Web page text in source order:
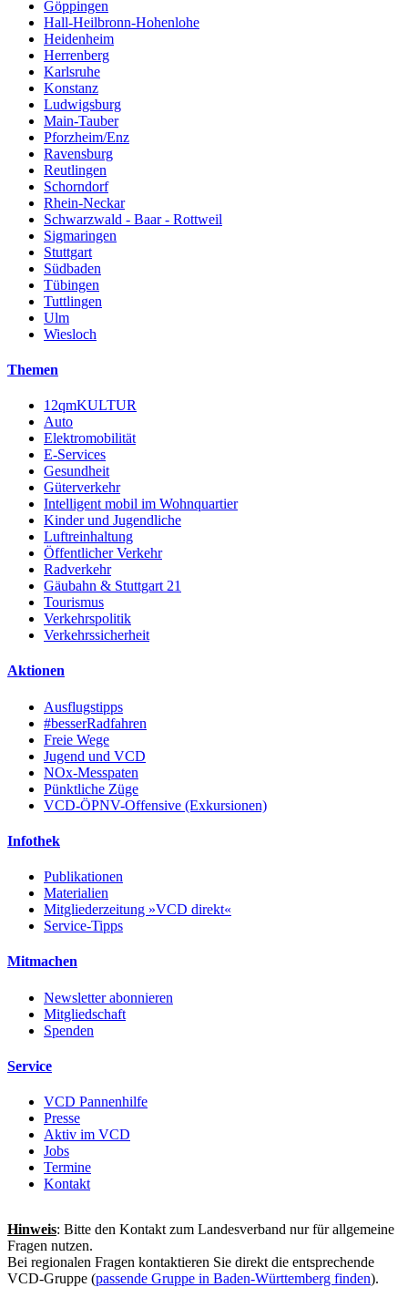
Göppingen
Hall-Heilbronn-Hohenlohe
Heidenheim
Herrenberg
Karlsruhe
Konstanz
Ludwigsburg
Main-Tauber
Pforzheim/Enz
Ravensburg
Reutlingen
Schorndorf
Rhein-Neckar
Schwarzwald - Baar - Rottweil
Sigmaringen
Stuttgart
Südbaden
Tübingen
Tuttlingen
Ulm
Wiesloch
Themen
12qmKULTUR
Auto
Elektromobilität
E-Services
Gesundheit
Güterverkehr
Intelligent mobil im Wohnquartier
Kinder und Jugendliche
Luftreinhaltung
Öffentlicher Verkehr
Radverkehr
Gäubahn & Stuttgart 21
Tourismus
Verkehrspolitik
Verkehrssicherheit
Aktionen
Ausflugstipps
#besserRadfahren
Freie Wege
Jugend und VCD
NOx-Messpaten
Pünktliche Züge
VCD-ÖPNV-Offensive (Exkursionen)
Infothek
Publikationen
Materialien
Mitgliederzeitung »VCD direkt«
Service-Tipps
Mitmachen
Newsletter abonnieren
Mitgliedschaft
Spenden
Service
VCD Pannenhilfe
Presse
Aktiv im VCD
Jobs
Termine
Kontakt
Hinweis: Bitte den Kontakt zum Landesverband nur für allgemeine
Fragen nutzen.
Bei regionalen Fragen kontaktieren Sie direkt die entsprechende
VCD-Gruppe (passende Gruppe in Baden-Württemberg finden).